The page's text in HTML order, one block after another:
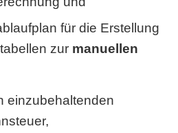
für die Erstellung
zur manuellen
einzubehaltenden